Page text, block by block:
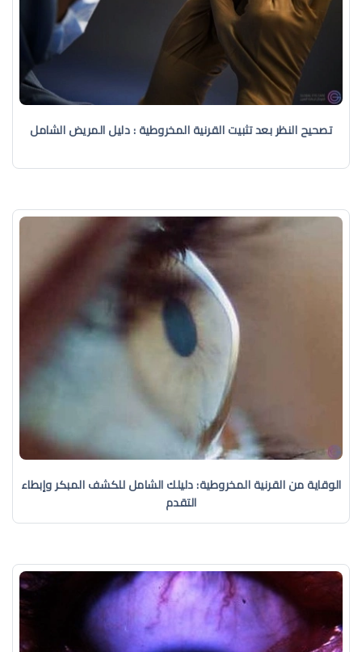
تصحيح النظر بعد تثبيت القرنية المخروطية : دليل المريض الشامل
الوقاية من القرنية المخروطية: دليلك الشامل للكشف المبكر وإبطاء
التقدم